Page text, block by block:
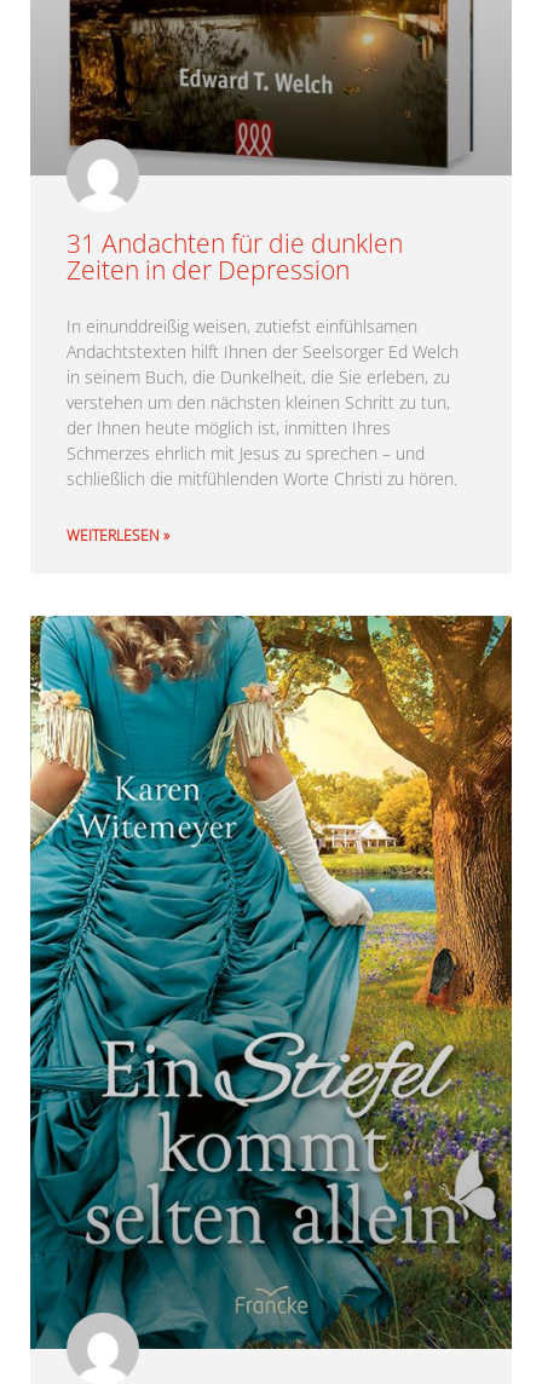
31 Andachten für die dunklen
Zeiten in der Depression
In einunddreißig weisen, zutiefst einfühlsamen
Andachtstexten hilft Ihnen der Seelsorger Ed Welch
in seinem Buch, die Dunkelheit, die Sie erleben, zu
verstehen um den nächsten kleinen Schritt zu tun,
der Ihnen heute möglich ist, inmitten Ihres
Schmerzes ehrlich mit Jesus zu sprechen – und
schließlich die mitfühlenden Worte Christi zu hören.
WEITERLESEN »